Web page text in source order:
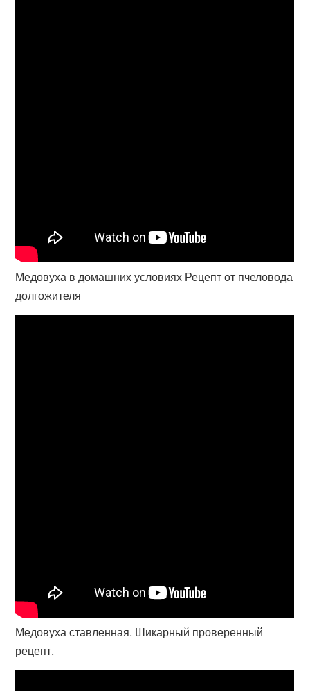
Медовуха в домашних условиях Рецепт от пчеловода
долгожителя
Медовуха ставленная. Шикарный проверенный
рецепт.